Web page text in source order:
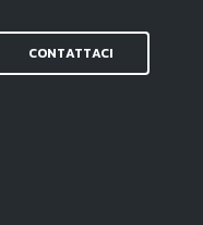
CONTATTACI